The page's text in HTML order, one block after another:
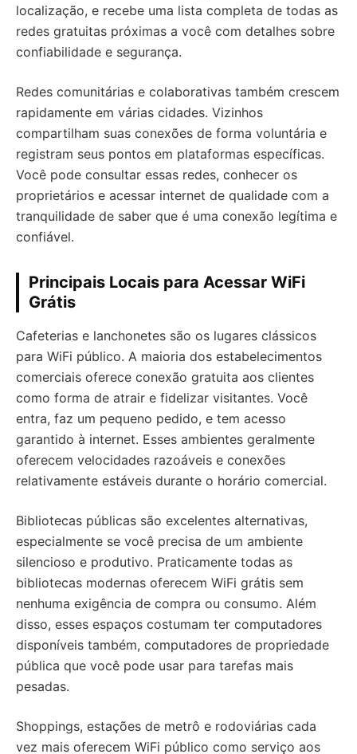
localização, e recebe uma lista completa de todas as
redes gratuitas próximas a você com detalhes sobre
confiabilidade e segurança.
Redes comunitárias e colaborativas também crescem
rapidamente em várias cidades. Vizinhos
compartilham suas conexões de forma voluntária e
registram seus pontos em plataformas específicas.
Você pode consultar essas redes, conhecer os
proprietários e acessar internet de qualidade com a
tranquilidade de saber que é uma conexão legítima e
confiável.
Principais Locais para Acessar WiFi
Grátis
Cafeterias e lanchonetes são os lugares clássicos
para WiFi público. A maioria dos estabelecimentos
comerciais oferece conexão gratuita aos clientes
como forma de atrair e fidelizar visitantes. Você
entra, faz um pequeno pedido, e tem acesso
garantido à internet. Esses ambientes geralmente
oferecem velocidades razoáveis e conexões
relativamente estáveis durante o horário comercial.
Bibliotecas públicas são excelentes alternativas,
especialmente se você precisa de um ambiente
silencioso e produtivo. Praticamente todas as
bibliotecas modernas oferecem WiFi grátis sem
nenhuma exigência de compra ou consumo. Além
disso, esses espaços costumam ter computadores
disponíveis também, computadores de propriedade
pública que você pode usar para tarefas mais
pesadas.
Shoppings, estações de metrô e rodoviárias cada
vez mais oferecem WiFi público como serviço aos